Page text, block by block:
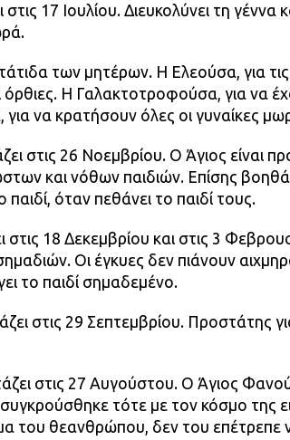
17 Ιουλίου. Διευκολύνει τη γέννα
των μητέρων. Η Ελεούσα, για
όρθιες. Η Γαλακτοτροφούσα, για να
να κρατήσουν όλες οι γυναίκες
στις 26 Νοεμβρίου. Ο Άγιος είναι
και νόθων παιδιών. Επίσης βοηθά
όταν πεθάνει το παιδί τους.
στις 18 Δεκεμβρίου και στις 3
Οι έγκυες δεν πιάνουν
το παιδί σημαδεμένο.
στις 29 Σεπτεμβρίου. Προστάτης
στις 27 Αυγούστου. Ο Άγιος
τότε με τον κόσμο της
του θεανθρώπου, δεν του επέτρεπε